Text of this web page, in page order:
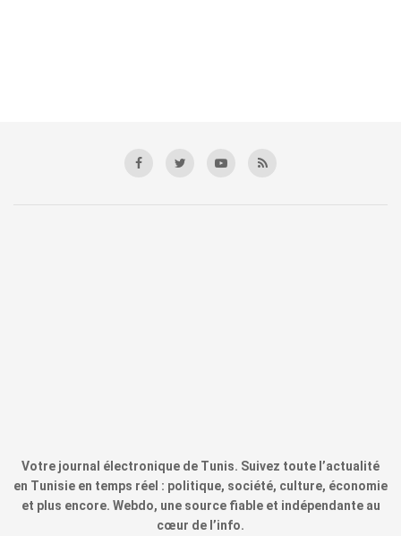
Votre journal électronique de Tunis. Suivez toute l’actualité
en Tunisie en temps réel : politique, société, culture, économie
et plus encore. Webdo, une source fiable et indépendante au
cœur de l’info.